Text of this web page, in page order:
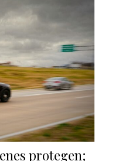
protegen;